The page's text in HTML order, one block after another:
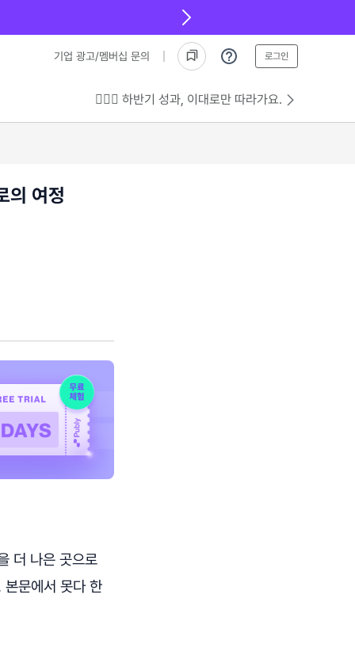
기업 광고/멤버십 문의 로그인
💁🏻‍♂️ 하반기 성과, 이대로만 따라가요.
의 여정
더 나은 곳으로
본문에서 못다 한